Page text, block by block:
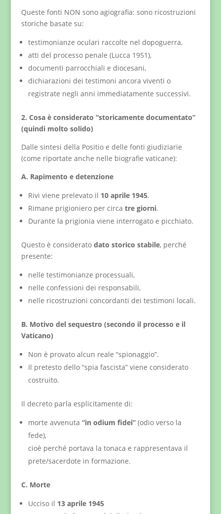
Queste fonti NON sono agiografia: sono ricostruzioni
storiche basate su:
testimonianze oculari raccolte nel dopoguerra,
atti del processo penale (Lucca 1951),
documenti parrocchiali e diocesani,
dichiarazioni dei testimoni ancora viventi o
registrate negli anni immediatamente successivi.
2. Cosa è considerato “storicamente documentato”
(quindi molto solido)
Dalle sintesi della Positio e delle fonti giudiziarie
(come riportate anche nelle biografie vaticane):
A. Rapimento e detenzione
Rivi viene prelevato il 10 aprile 1945.
Rimane prigioniero per circa tre giorni.
Durante la prigionia viene interrogato e picchiato.
Questo è considerato dato storico stabile, perché
presente:
nelle testimonianze processuali,
nelle confessioni dei responsabili,
nelle ricostruzioni concordanti dei testimoni locali.
B. Motivo del sequestro (secondo il processo e il
Vaticano)
Non è provato alcun reale “spionaggio”.
Il pretesto dello “spia fascista” viene considerato
costruito.
Il decreto parla esplicitamente di:
morte avvenuta “in odium fidei”(odio verso la
fede),
cioè perché portava la tonaca e rappresentava il
prete/sacerdote in formazione.
C. Morte
Ucciso il 13 aprile 1945